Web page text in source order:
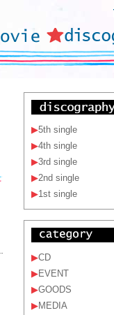
▶5th single
▶4th single
▶3rd single
▶2nd single
▶1st single
▶CD
▶EVENT
▶GOODS
▶MEDIA